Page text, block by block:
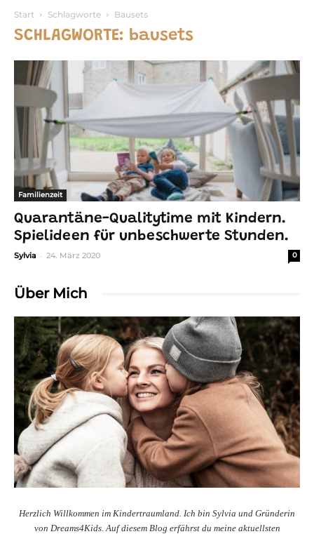
Start Schlagworte Bausets
SCHLAGWORTE: bausets
Familienzeit
Quarantäne-Qualitytime mit Kindern.
Spielideen für unbeschwerte Stunden.
Sylvia - 24. März 2020 0
Über Mich
Herzlich Willkommen im Kindertraumland. Ich bin Sylvia und Gründerin
von Dreams4Kids. Auf diesem Blog erfährst du meine aktuellsten